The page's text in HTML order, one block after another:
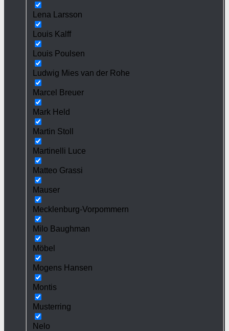
Lena Larsson
Louis Kalff
Louis Poulsen
Ludwig Mies van der Rohe
Marcel Breuer
Mark Held
Martin Stoll
Martinelli Luce
Matteo Grassi
Mauser
Mecklenburg-Vorpommern
Milo Baughman
Möbel
Mogens Hansen
Montis
Musterring
Nelo